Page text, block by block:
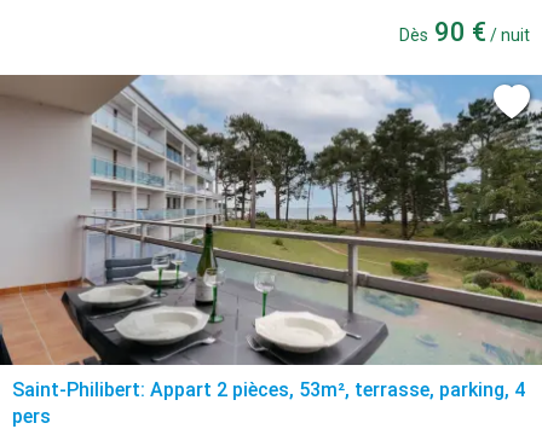
Dès 90 € / nuit
Saint-Philibert: Appart 2 pièces, 53m², terrasse, parking, 4
pers